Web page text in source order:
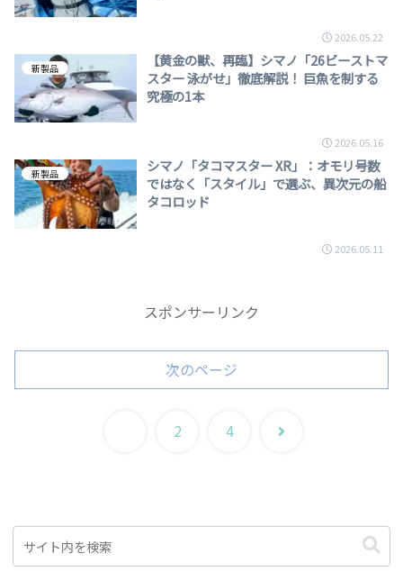
2026.05.22
新製品
【黄金の獣、再臨】シマノ「26ビーストマ
スター 泳がせ」徹底解説！ 巨魚を制する
究極の1本
2026.05.16
新製品
シマノ「タコマスター XR」：オモリ号数
ではなく「スタイル」で選ぶ、異次元の船
タコロッド
2026.05.11
スポンサーリンク
次のページ
2 4
次